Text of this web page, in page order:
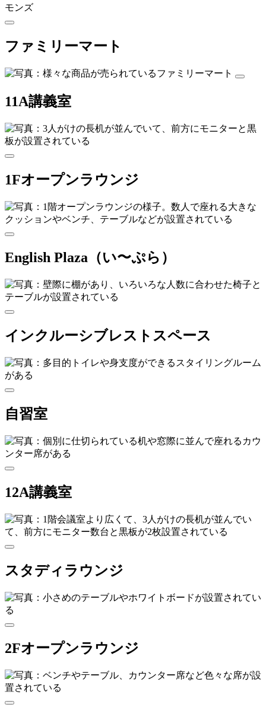
ファミリーマート
11A講義室
1Fオープンラウンジ
English Plaza（い〜ぷら）
インクルーシブレストスペース
自習室
12A講義室
スタディラウンジ
2Fオープンラウンジ